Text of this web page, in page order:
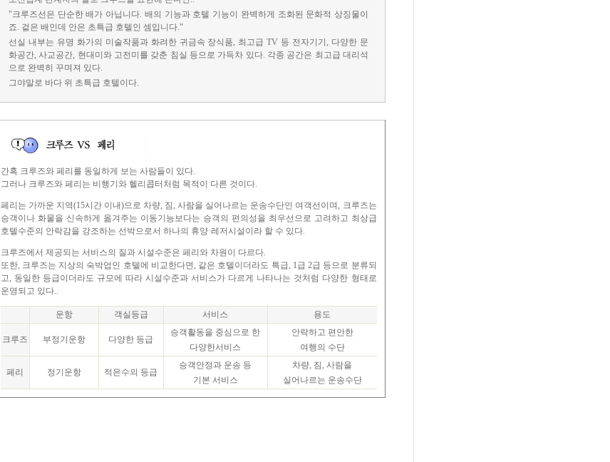
"크루즈선은 단순한 배가 아닙니다. 배의 기능과 호텔 기능이 완벽하게 조화된 문화적 상징물이
죠. 겉은 배인데 안은 초특급 호텔인 셈입니다."
선실 내부는 유명 화가의 미술작품과 화려한 귀금속 장식품, 최고급 TV 등 전자기기, 다양한 문
화공간, 사교공간, 현대미와 고전미를 갖춘 침실 등으로 가득차 있다. 각종 공간은 최고급 대리석
으로 완벽히 꾸며져 있다.
그야말로 바다 위 초특급 호텔이다.
간혹 크루즈와 페리를 동일하게 보는 사람들이 있다.
그러나 크루즈와 페리는 비행기와 헬리콥터처럼 목적이 다른 것이다.
페리는 가까운 지역(15시간 이내)으로 차량, 짐, 사람을 실어나르는 운송수단인 여객선이며, 크루즈는
승객이나 화물을 신속하게 옮겨주는 이동기능보다는 승객의 편의성을 최우선으로 고려하고 최상급
호텔수준의 안락감을 강조하는 선박으로서 하나의 휴양·레저시설이라 할 수 있다.
크루즈에서 제공되는 서비스의 질과 시설수준은 페리와 차원이 다르다.
또한, 크루즈는 지상의 숙박업인 호텔에 비교한다면, 같은 호텔이더라도 특급, 1급 2급 등으로 분류되
고, 동일한 등급이더라도 규모에 따라 시설수준과 서비스가 다르게 나타나는 것처럼 다양한 형태로
운영되고 있다..
운항 객실등급 서비스 용도
크루즈 부정기운항 다양한 등급
승객활동을 중심으로 한
다양한서비스
안락하고 편안한
여행의 수단
페리 정기운항 적은수의 등급
승객안정과 운송 등
기본 서비스
차량, 짐, 사람을
실어나르는 운송수단